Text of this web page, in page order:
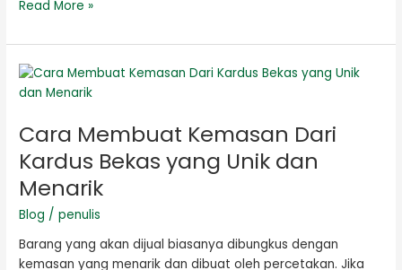
Read More »
Cara Membuat Kemasan Dari
Kardus Bekas yang Unik dan
Menarik
Blog /penulis
Barang yang akan dijual biasanya dibungkus dengan
kemasan yang menarik dan dibuat oleh percetakan. Jika
Cara
Membuat
Dari
Kardus
Bekas
yang
Unik
Menarik